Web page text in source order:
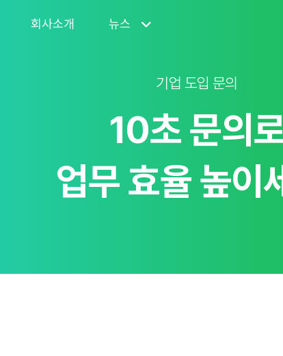
회사소개 뉴스
기업 도입 문의
10초 문의
업무 효율 높이